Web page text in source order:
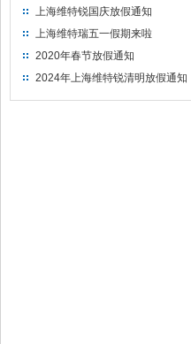
提前下单
上海维特锐国庆放假通知
上海维特瑞五一假期来啦
2020年春节放假通知
2024年上海维特锐清明放假通知